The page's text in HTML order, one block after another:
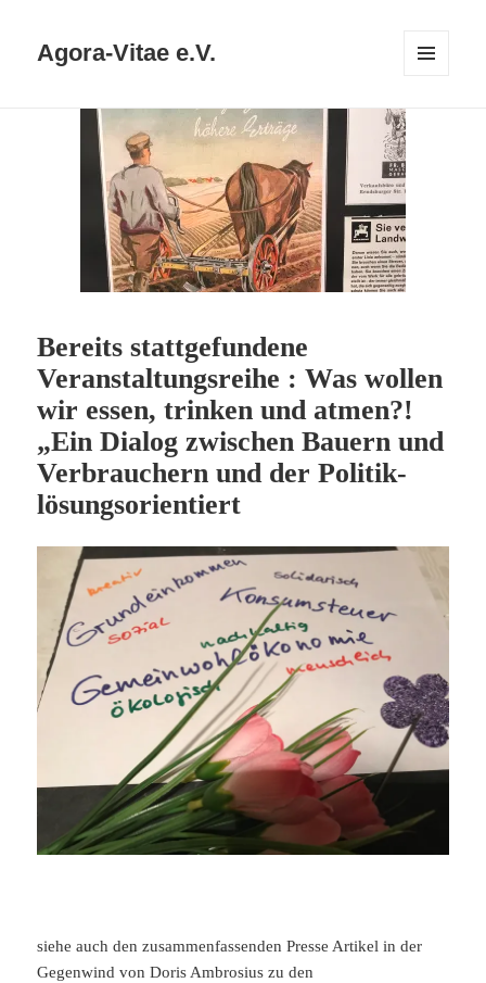
Agora-Vitae e.V.
WIDGETS
Bereits stattgefundene
Veranstaltungsreihe : Was wollen
wir essen, trinken und atmen?!
„Ein Dialog zwischen Bauern und
Verbrauchern und der Politik-
lösungsorientiert
siehe auch den zusammenfassenden Presse Artikel in der
Gegenwind von Doris Ambrosius zu den